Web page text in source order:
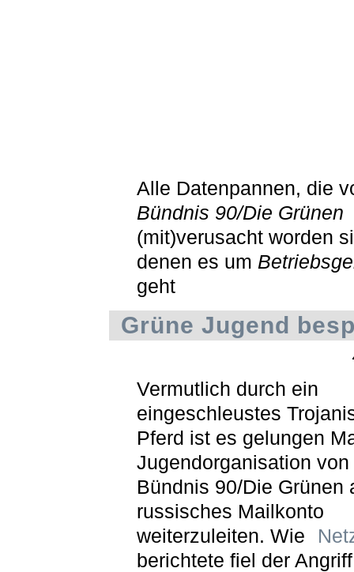
Alle Datenpannen, die
Bündnis 90/Die Grünen
(mit)verusacht worden
denen es um
geht
Grüne Jugend
Vermutlich durch ein
eingeschleustes
Pferd ist es gelungen
Jugendorganisation von
Bündnis 90/Die Grünen
russisches Mailkonto
weiterzuleiten. Wie
berichtete fiel der